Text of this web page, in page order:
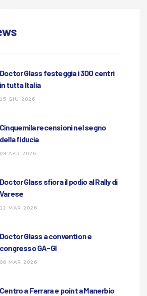
Doctor Glass festeggia i 300 centri
in tutta Italia
15 GIU 2026
Cinquemila recensioni nel segno
della fiducia
09 APR 2026
Doctor Glass sfiora il podio al Rally di
Varese
12 MAR 2026
Doctor Glass a convention e
congresso GA-GI
06 MAR 2026
Centro a Ferrara e point a Manerbio